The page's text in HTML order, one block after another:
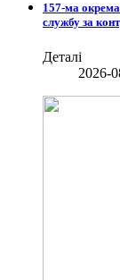
157-ма
службу за
Деталі
2026-